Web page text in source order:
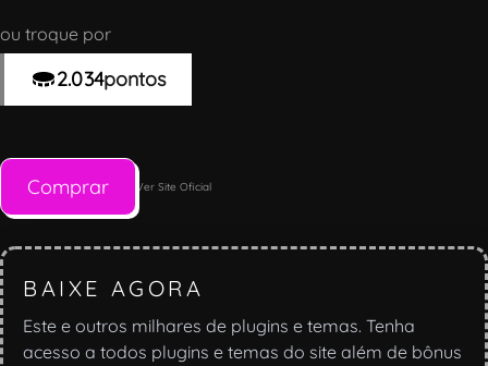
ou troque por
2.034pontos
Comprar Ver Site Oficial
BAIXE AGORA
Este e outros milhares de plugins e temas. Tenha
acesso a todos plugins e temas do site além de bônus